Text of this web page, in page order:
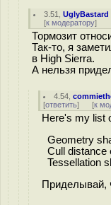
3.51 ,UglyBastard
[к модератору]
Тормозит
Так-то, я
в High Sierra.
А нельзя
4.54 ,
[ответить] [к
Here's my list
Geometry
Cull distance
Tessellation
Приделывай,